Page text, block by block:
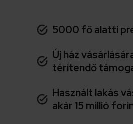
5000 fő alatti
Új ház
térítendő
Használt lakás
akár 15 millió